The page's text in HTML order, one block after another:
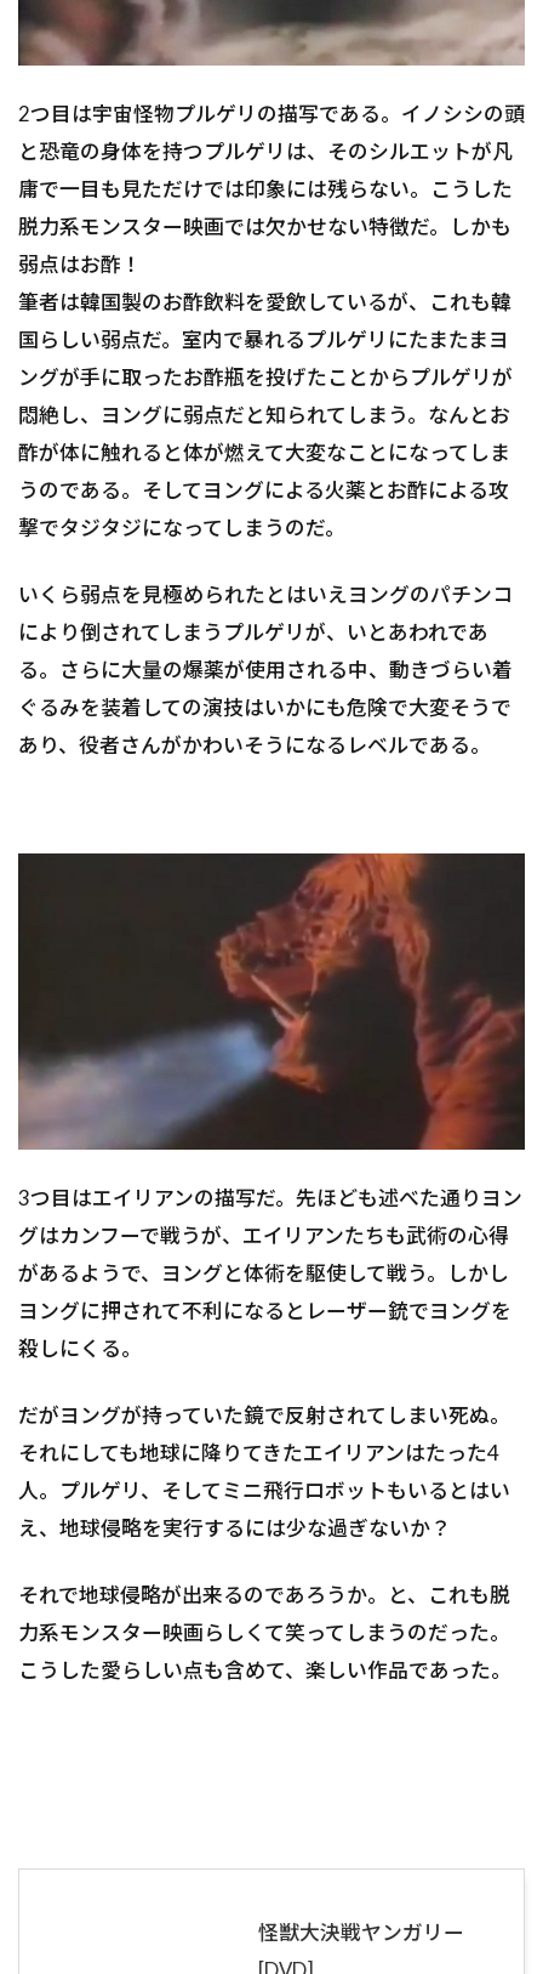
2つ目は宇宙怪物プルゲリの描写である。イノシシの頭
と恐竜の身体を持つプルゲリは、そのシルエットが凡
庸で一目も見ただけでは印象には残らない。こうした
脱力系モンスター映画では欠かせない特徴だ。しかも
弱点はお酢！
筆者は韓国製のお酢飲料を愛飲しているが、これも韓
国らしい弱点だ。室内で暴れるプルゲリにたまたまヨ
ングが手に取ったお酢瓶を投げたことからプルゲリが
悶絶し、ヨングに弱点だと知られてしまう。なんとお
酢が体に触れると体が燃えて大変なことになってしま
うのである。そしてヨングによる火薬とお酢による攻
撃でタジタジになってしまうのだ。
いくら弱点を見極められたとはいえヨングのパチンコ
により倒されてしまうプルゲリが、いとあわれであ
る。さらに大量の爆薬が使用される中、動きづらい着
ぐるみを装着しての演技はいかにも危険で大変そうで
あり、役者さんがかわいそうになるレベルである。
3つ目はエイリアンの描写だ。先ほども述べた通りヨン
グはカンフーで戦うが、エイリアンたちも武術の心得
があるようで、ヨングと体術を駆使して戦う。しかし
ヨングに押されて不利になるとレーザー銃でヨングを
殺しにくる。
だがヨングが持っていた鏡で反射されてしまい死ぬ。
それにしても地球に降りてきたエイリアンはたった4
人。プルゲリ、そしてミニ飛行ロボットもいるとはい
え、地球侵略を実行するには少な過ぎないか？
それで地球侵略が出来るのであろうか。と、これも脱
力系モンスター映画らしくて笑ってしまうのだった。
こうした愛らしい点も含めて、楽しい作品であった。
怪獣大決戦ヤンガリー